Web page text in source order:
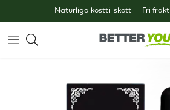
Naturliga kosttillskott Fri